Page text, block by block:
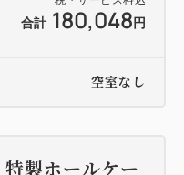
合計 180,048 円
空室なし
特製ホールケー